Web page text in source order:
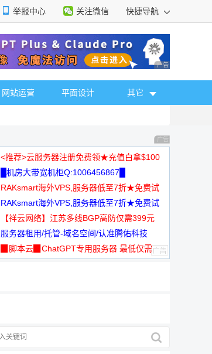
举报中心 关注微信 快捷导航
广告 商业广告，理
网站运营 平面设计 其它
广告 商业广告，理
<推荐>云服务器注册免费领★充值白拿$100
█机房大带宽机柜Q:1006456867█
RAKsmart海外VPS,服务器低至7折★免费试
用★
RAKsmart海外VPS,服务器低至7折★免费试
用★
【祥云网络】江苏多线BGP高防仅需399元
服务器租用/托管-域名空间/认准腾佑科技
▉脚本云▉ChatGPT专用服务器 最低仅需